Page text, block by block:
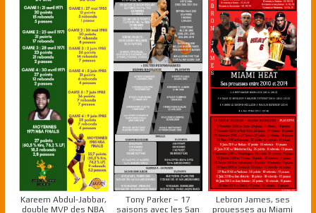
Kareem Abdul-Jabbar,
double MVP des NBA
Tony Parker – 17
saisons avec les San
Lebron James, ses
prouesses au Miami